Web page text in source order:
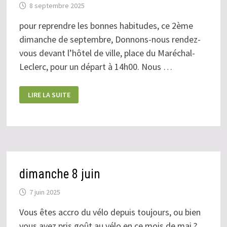
8 septembre 2025
pour reprendre les bonnes habitudes, ce 2ème
dimanche de septembre, Donnons-nous rendez-
vous devant l’hôtel de ville, place du Maréchal-
Leclerc, pour un départ à 14h00. Nous …
14
SEPTEMBRE
LIRE LA SUITE
dimanche 8 juin
7 juin 2025
Vous êtes accro du vélo depuis toujours, ou bien